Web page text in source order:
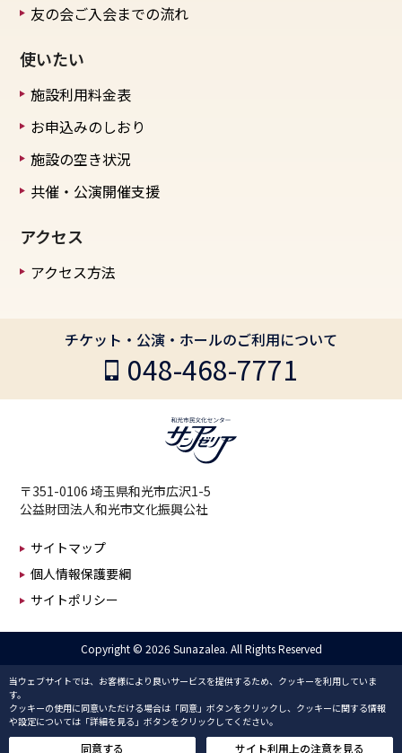
当ウェブサイトでは、お客様により良いサービスを提供するため、クッキーを利用していま
す。
クッキーの使用に同意いただける場合は「同意」ボタンをクリックし、クッキーに関する情報
や設定については「詳細を見る」ボタンをクリックしてください。
同意する サイト利用上の注意を見る
友の会ご入会までの流れ
使いたい
施設利用料金表
お申込みのしおり
施設の空き状況
共催・公演開催支援
アクセス
アクセス方法
チケット・公演・ホールのご利用について
048-468-7771
〒351-0106 埼玉県和光市広沢1-5
公益財団法人和光市文化振興公社
サイトマップ
個人情報保護要綱
サイトポリシー
Copyright © 2026 Sunazalea. All Rights Reserved